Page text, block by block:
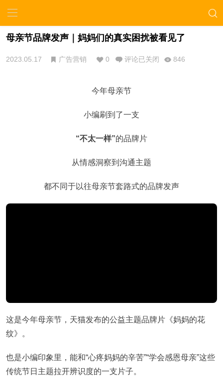
母亲节品牌发声｜妈妈们的真实困扰被看见了
2023.05.17 广告营销 0 评论已关闭 846
今年母亲节
小编刷到了一支
“不太一样”的品牌片
从情感洞察到沟通主题
都不同于以往母亲节套路式的品牌发声
这是今年母亲节，天猫发布的公益主题品牌片《妈妈的花
纹》。
也是小编印象里，能和“心疼妈妈的辛苦”“学会感恩母亲”这些
传统节日主题拉开辨识度的一支片子。